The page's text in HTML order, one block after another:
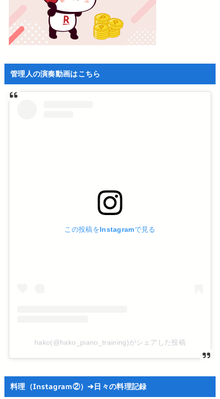
管理人の演奏動画はこちら
この投稿をInstagramで見る
hako(@hako_piano_training)がシェアした投稿
料理（Instagram②）➔日々の料理記録